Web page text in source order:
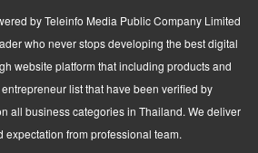
by Teleinfo Media Public Company Limited
who never stops developing the best digital
website platform that including products and
list that have been verified by
all business categories in Thailand. We deliver
expectation from professional team.